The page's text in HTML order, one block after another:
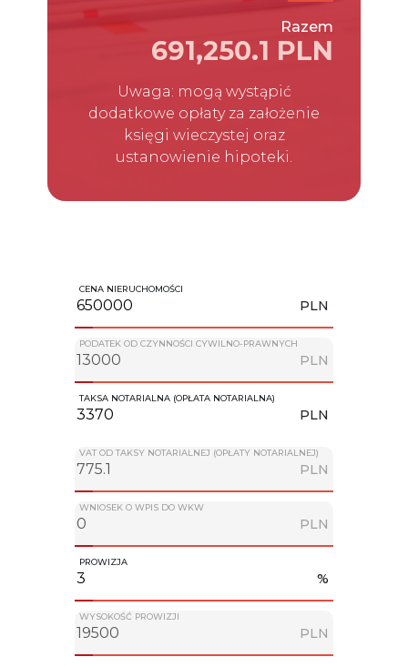
Razem
691,250.1 PLN
Uwaga: mogą wystąpić
dodatkowe opłaty za założenie
księgi wieczystej oraz
ustanowienie hipoteki.
CENA NIERUCHOMOŚCI
PLN
PODATEK OD CZYNNOŚCI CYWILNO-PRAWNYCH
PLN
TAKSA NOTARIALNA (OPŁATA NOTARIALNA)
PLN
VAT OD TAKSY NOTARIALNEJ (OPŁATY NOTARIALNEJ)
PLN
WNIOSEK O WPIS DO WKW
PLN
PROWIZJA
%
WYSOKOŚĆ PROWIZJI
PLN